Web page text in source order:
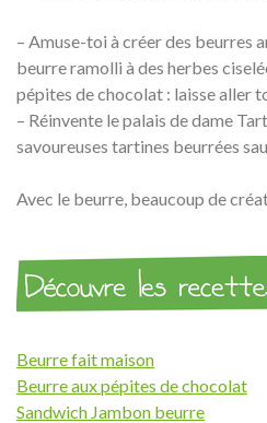
– Amuse-toi à créer des beurres
beurre ramolli à des herbes
pépites de chocolat : laisse aller
– Réinvente le palais de dame
savoureuses tartines beurrées
Avec le beurre, beaucoup de
Beurre fait maison
Beurre aux pépites de chocolat
Sandwich Jambon beurre